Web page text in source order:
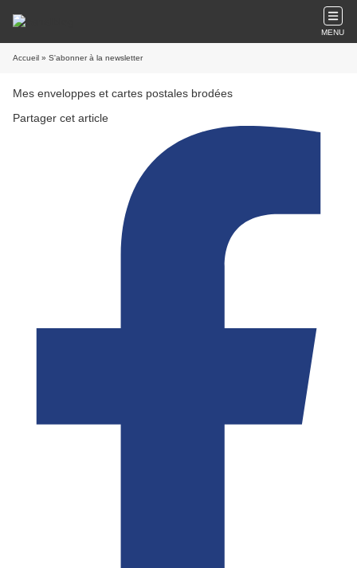
MENU
Accueil » S'abonner à la newsletter
Mes enveloppes et cartes postales brodées
Partager cet article